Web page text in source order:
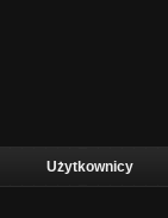
Użytkownicy